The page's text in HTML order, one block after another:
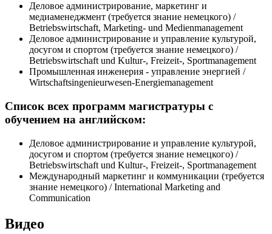
Деловое администрирование, маркетинг и
медиаменеджмент (требуется знание немецкого) /
Betriebswirtschaft, Marketing- und Medienmanagement
Деловое администрирование и управление культурой,
досугом и спортом (требуется знание немецкого) /
Betriebswirtschaft und Kultur-, Freizeit-, Sportmanagement
Промышленная инженерия - управление энергией /
Wirtschaftsingenieurwesen-Energiemanagement
Список всех программ магистратуры с
обучением на английском:
Деловое администрирование и управление культурой,
досугом и спортом (требуется знание немецкого) /
Betriebswirtschaft und Kultur-, Freizeit-, Sportmanagement
Международный маркетинг и коммуникации (требуется
знание немецкого) / International Marketing and
Communication
Видео